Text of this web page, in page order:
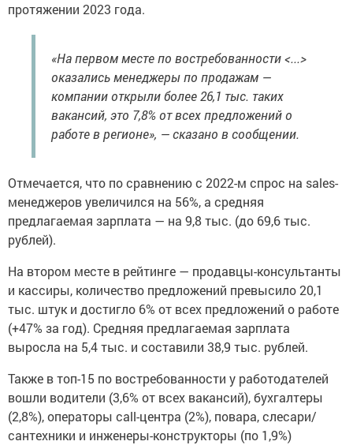
протяжении 2023 года.
«На первом месте по востребованности <...>
оказались менеджеры по продажам —
компании открыли более 26,1 тыс. таких
вакансий, это 7,8% от всех предложений о
работе в регионе», — сказано в сообщении.
Отмечается, что по сравнению с 2022-м спрос на sales-
менеджеров увеличился на 56%, а средняя
предлагаемая зарплата — на 9,8 тыс. (до 69,6 тыс.
рублей).
На втором месте в рейтинге — продавцы-консультанты
и кассиры, количество предложений превысило 20,1
тыс. штук и достигло 6% от всех предложений о работе
(+47% за год). Средняя предлагаемая зарплата
выросла на 5,4 тыс. и составили 38,9 тыс. рублей.
Также в топ-15 по востребованности у работодателей
вошли водители (3,6% от всех вакансий), бухгалтеры
(2,8%), операторы call-центра (2%), повара, слесари/
сантехники и инженеры-конструкторы (по 1,9%)